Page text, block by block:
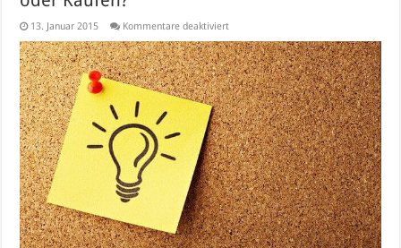
13. Januar 2015 Kommentare deaktiviertfür
(Learning
Tower)
Selber
bauen
oder
Kaufen?